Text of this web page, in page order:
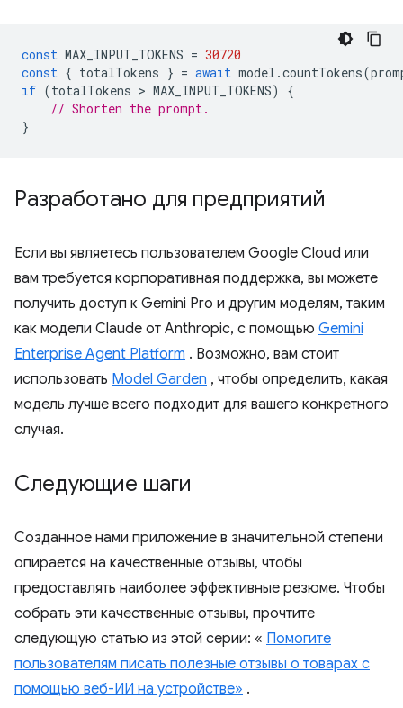
const MAX_INPUT_TOKENS = 30720
const { totalTokens } = await model .countTokens(
if (totalTokens > MAX_INPUT_TOKENS)
{
// Shorten the prompt.
}
Разработано для предприятий
Если вы являетесь пользователем Google Cloud или
вам требуется корпоративная поддержка, вы можете
получить доступ к Gemini Pro и другим моделям, таким
как модели Claude от Anthropic, с помощью Gemini
Enterprise Agent Platform . Возможно, вам стоит
использовать Model Garden , чтобы определить, какая
модель лучше всего подходит для вашего конкретного
случая.
Следующие шаги
Созданное нами приложение в значительной степени
опирается на качественные отзывы, чтобы
предоставлять наиболее эффективные резюме. Чтобы
собрать эти качественные отзывы, прочтите
следующую статью из этой серии: « Помогите
пользователям писать полезные отзывы о товарах с
помощью веб-ИИ на устройстве» .